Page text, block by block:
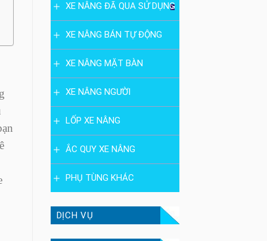
XE NÂNG ĐÃ QUA SỬ DỤNG
XE NÂNG BÁN TỰ ĐỘNG
XE NÂNG MẶT BÀN
XE NÂNG NGƯỜI
LỐP XE NÂNG
ẮC QUY XE NÂNG
PHỤ TÙNG KHÁC
DỊCH VỤ